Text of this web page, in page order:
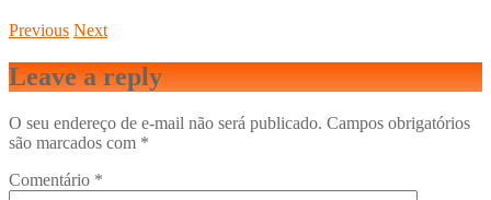
Previous Next
Leave a reply
O seu endereço de e-mail não será publicado. Campos obrigatórios
são marcados com *
Comentário *